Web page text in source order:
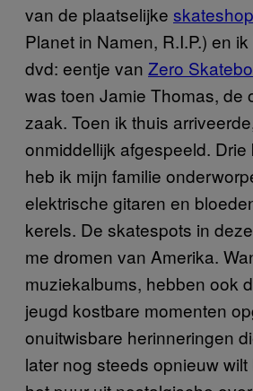
van de plaatselijke skateshop
Planet in Namen, R.I.P.) en
dvd: eentje van Zero
was toen Jamie Thomas, de
zaak. Toen ik thuis
onmiddellijk afgespeeld. Drie
heb ik mijn familie
elektrische gitaren en
kerels. De skatespots in
me dromen van Amerika.
muziekalbums, hebben ook
jeugd kostbare momenten
onuitwisbare herinneringen
later nog steeds opnieuw